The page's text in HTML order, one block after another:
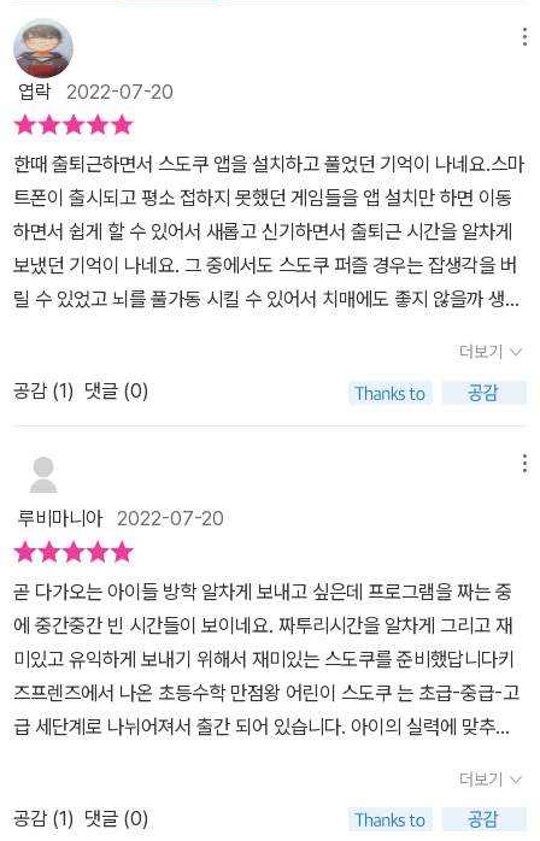
엽락 2022-07-20
한때 출퇴근하면서 스도쿠 앱을 설치하고 풀었던 기억이 나네요.스마
트폰이 출시되고 평소 접하지 못했던 게임들을 앱 설치만 하면 이동
하면서 쉽게 할 수 있어서 새롭고 신기하면서 출퇴근 시간을 알차게
보냈던 기억이 나네요. 그 중에서도 스도쿠 퍼즐 경우는 잡생각을 버
릴 수 있었고 뇌를 풀가동 시킬 수 있어서 치매에도 좋지 않을까 생각
우는 논리 게임!​스도쿠(sudoku)는 사전 지식보다는 수학적 논리 사
고를 통해서 숫자 배열 속에 있는 규칙을 발견해야만 문제를 풀 수 있
어요. 각각 숫자가 중복되지 않게 잘 배열해야 하는데요. 난이도 마다
생각을 좀 더 해야지만 풀리는 문제가 있다보니 접근 방법이나 풀이
의력과 문제해결력을 키울 수 있는 논리 게임이라 초등 아이들이 수
학을 지루해 하지 않고 즐겁다는 인식을 심어줄 수 있는 것 중 한 가지
가 스도쿠 퍼즐이라고 생각해요.접근 방식이 어렵지 않다 보니 아이
들마다 난이도를 조절해주는 것도 좋을 것 같아요!어린이 스도쿠 중
급은 6*6 난이도 부터 시작하는데요.배열이 잘 맞지 않으면 지웠다
가 생각하고 다시 지웠다가 생각할 수 있어서 집중력도 좋아질 것 같
아요.초등수학 만점왕 어린이 스도쿠는 각자의 수준에 맞게 선택할
6, 8×8, 9×9 퍼즐 총 500문제를 담아져 있어서 각 문항은 뇌의 활
더보기
공감 (1) 댓글 (0)
루비마니아2022-07-20
곧 다가오는 아이들 방학 알차게 보내고 싶은데 프로그램을 짜는 중
에 중간중간 빈 시간들이 보이네요. 짜투리시간을 알차게 그리고 재
미있고 유익하게 보내기 위해서 재미있는 스도쿠를 준비했답니다키
즈프렌즈에서 나온 초등수학 만점왕 어린이 스도쿠 는 초급-중급-고
급 세단계로 나뉘어져서 출간 되어 있습니다. 아이의 실력에 맞추
에 중급으로 시작해 보았습니다.초급은 3×3, 4×4, 6×6퍼즐 200문
제로 비교적 쉽게 구성이 되어 있어서 기본 흐름을 잡기에 좋아요.제
더보기
공감 (1) 댓글 (0)